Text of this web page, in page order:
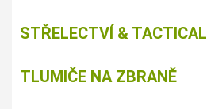
STŘELECTVÍ & TACTICAL
TLUMIČE NA ZBRANĚ